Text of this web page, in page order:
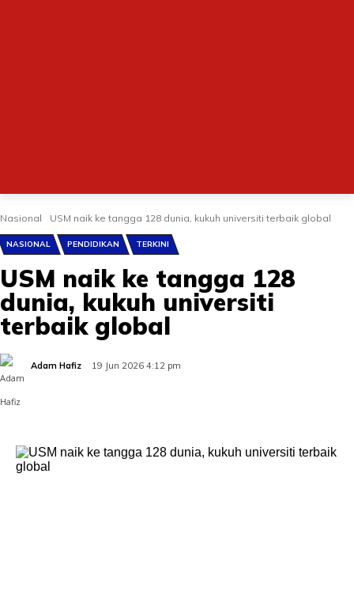
Nasional USM naik ke tangga 128 dunia, kukuh universiti terbaik global
NASIONAL PENDIDIKAN TERKINI
USM naik ke tangga 128
dunia, kukuh universiti
terbaik global
Adam Hafiz 19 Jun 2026 4:12 pm